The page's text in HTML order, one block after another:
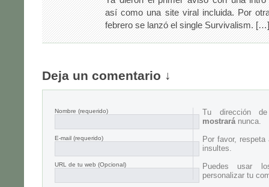
así como una site viral incluida. Por
febrero se lanzó el single Survivalism. […]
Deja un comentario ↓
Nombre (requerido)
E-mail (requerido)
URL de tu web (Opcional)
Tu dirección
mostraránunca.
Por favor,
insultes.
Puedes usar
personalizar tu